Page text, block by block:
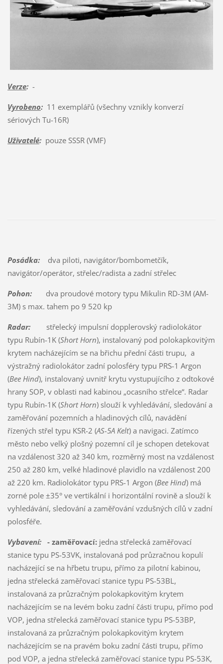
Verze:-
Vyrobeno:11 exemplářů (všechny vznikly konverzí
sériových Tu-16R)
Uživatelé:pouze SSSR (VMF)
Posádka:dva piloti, navigátor/bombometčík,
navigátor/operátor, střelec/radista a zadní střelec
Pohon:dva proudové motory typu Mikulin RD-3M (AM-
3M) s max. tahem po 9 520 kp
Radar:střelecký impulsní dopplerovský radiolokátor
typu Rubín-1K (Short Horn), instalovaný pod polokapkovitým
krytem nacházejícím se na břichu přední části trupu, a
výstražný radiolokátor zadní polosféry typu PRS-1 Argon
(Bee Hind), instalovaný uvnitř krytu vystupujícího z odtokové
hrany SOP, v oblasti nad kabinou „ocasního střelce“. Radar
typu Rubín-1K (Short Horn) slouží k vyhledávání, sledování a
zaměřování pozemních a hladinových cílů, navádění
řízených střel typu KSR-2 (AS-5A Kelt) a navigaci. Zatímco
město nebo velký plošný pozemní cíl je schopen detekovat
na vzdálenost 320 až 340 km, rozměrný most na vzdálenost
250 až 280 km, velké hladinové plavidlo na vzdálenost 200
až 220 km. Radiolokátor typu PRS-1 Argon (Bee Hind) má
zorné pole ±35° ve vertikální i horizontální rovině a slouží k
vyhledávání, sledování a zaměřování vzdušných cílů v zadní
polosféře.
Vybavení: - zaměřovací: jedna střelecká zaměřovací
stanice typu PS-53VK, instalovaná pod průzračnou kopulí
nacházející se na hřbetu trupu, přímo za pilotní kabinou,
jedna střelecká zaměřovací stanice typu PS-53BL,
instalovaná za průzračným polokapkovitým krytem
nacházejícím se na levém boku zadní části trupu, přímo pod
VOP, jedna střelecká zaměřovací stanice typu PS-53BP,
instalovaná za průzračným polokapkovitým krytem
nacházejícím se na pravém boku zadní části trupu, přímo
pod VOP, a jedna střelecká zaměřovací stanice typu PS-53K,